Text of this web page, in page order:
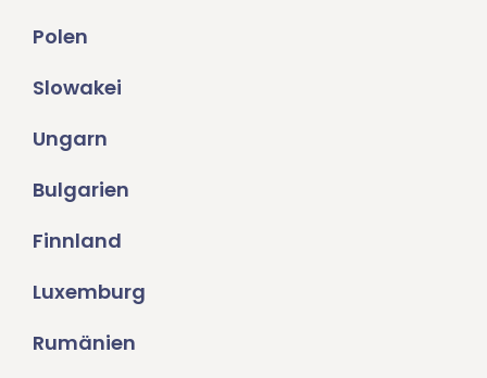
Polen
Slowakei
Ungarn
Bulgarien
Finnland
Luxemburg
Rumänien